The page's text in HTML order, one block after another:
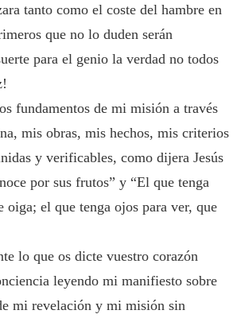
tanto como el coste del hambre en
que no lo duden serán
para el genio la verdad no todos
fundamentos de mi misión a través
mis obras, mis hechos, mis criterios
y verificables, como dijera Jesús
por sus frutos” y “El que tenga
oiga; el que tenga ojos para ver, que
lo que os dicte vuestro corazón
leyendo mi manifiesto sobre
mi revelación y mi misión sin